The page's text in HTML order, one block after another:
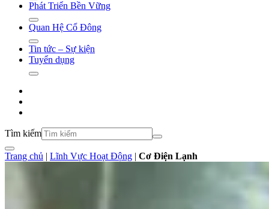
Phát Triển Bền Vững
Quan Hệ Cổ Đông
Tin tức – Sự kiện
Tuyển dụng
Tìm kiếm
Trang chủ | Lĩnh Vực Hoạt Động | Cơ Điện Lạnh